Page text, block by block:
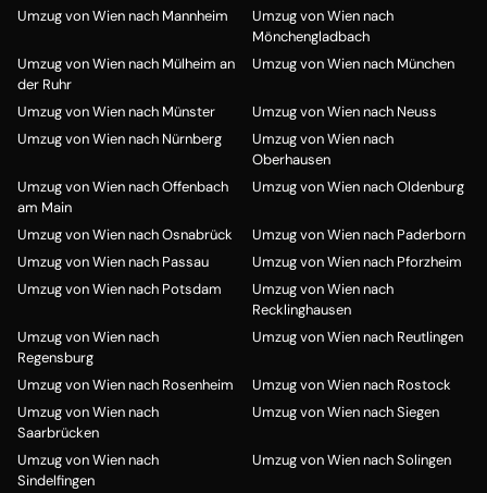
Umzug von Wien nach Mannheim
Umzug von Wien nach
Mönchengladbach
Umzug von Wien nach Mülheim an
der Ruhr
Umzug von Wien nach München
Umzug von Wien nach Münster
Umzug von Wien nach Neuss
Umzug von Wien nach Nürnberg
Umzug von Wien nach
Oberhausen
Umzug von Wien nach Offenbach
am Main
Umzug von Wien nach Oldenburg
Umzug von Wien nach Osnabrück
Umzug von Wien nach Paderborn
Umzug von Wien nach Passau
Umzug von Wien nach Pforzheim
Umzug von Wien nach Potsdam
Umzug von Wien nach
Recklinghausen
Umzug von Wien nach
Regensburg
Umzug von Wien nach Reutlingen
Umzug von Wien nach Rosenheim
Umzug von Wien nach Rostock
Umzug von Wien nach
Saarbrücken
Umzug von Wien nach Siegen
Umzug von Wien nach
Sindelfingen
Umzug von Wien nach Solingen